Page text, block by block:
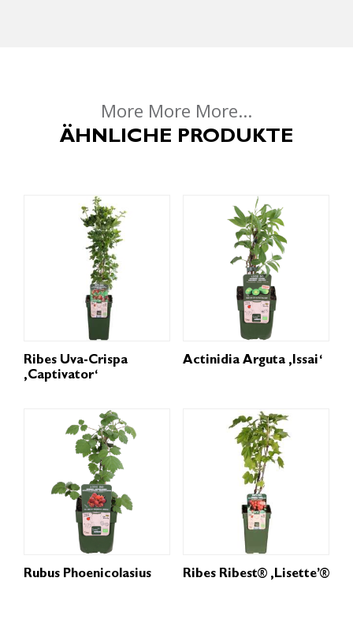
More More More...
ÄHNLICHE PRODUKTE
Ribes Uva-Crispa
‚Captivator‘
Actinidia Arguta ‚Issai‘
Rubus Phoenicolasius Ribes Ribest® ‚Lisette’®